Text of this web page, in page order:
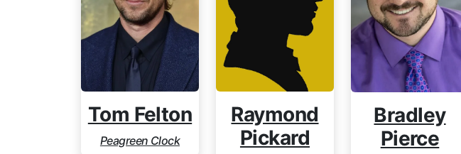
Tom Felton
Peagreen Clock
Raymond
Pickard
Bradley
Pierce